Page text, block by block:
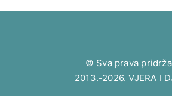
© Sva prava
2013.-2026. VJERA I